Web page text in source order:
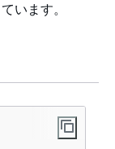
います。